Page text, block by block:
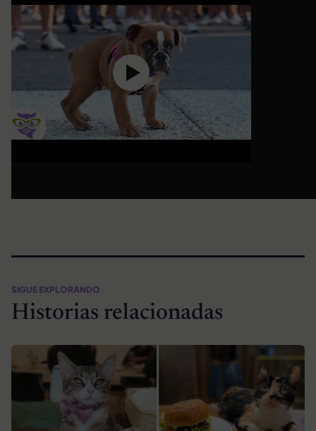
SIGUE EXPLORANDO
Historias relacionadas